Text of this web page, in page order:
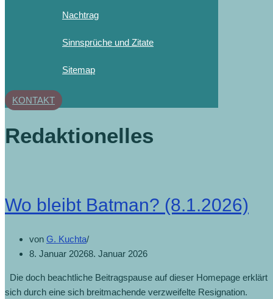
Nachtrag
Sinnsprüche und Zitate
Sitemap
KONTAKT
Redaktionelles
Wo bleibt Batman? (8.1.2026)
von G. Kuchta
8. Januar 20268. Januar 2026
Die doch beachtliche Beitragspause auf dieser Homepage erklärt
sich durch eine sich breitmachende verzweifelte Resignation.